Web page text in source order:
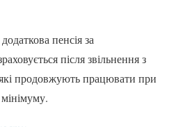
пенсія за
після звільнення з
продовжують працювати при